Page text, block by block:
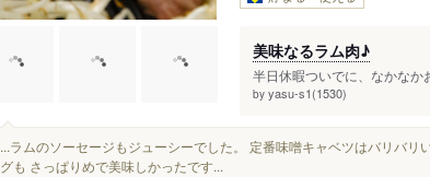
美味なるラム肉♪
半日休暇ついでに、なかなか
by yasu-s1(1530)
...ラムのソーセージもジューシーでした。 定番味噌キャベツはバリバ
グも さっぱりめで美味しかったです...